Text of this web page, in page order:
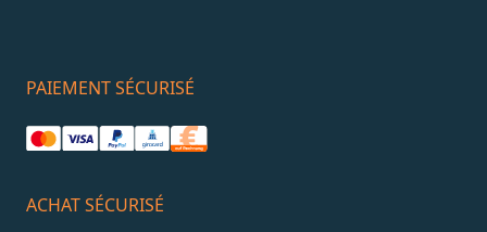
PAIEMENT SÉCURISÉ
ACHAT SÉCURISÉ